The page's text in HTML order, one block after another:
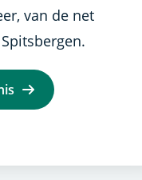
van de net